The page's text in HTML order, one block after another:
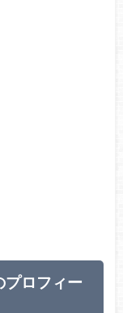
プロフィー